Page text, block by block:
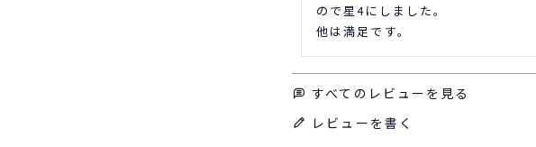
ので星4にしました。
他は満足です。
すべてのレビューを見る
レビューを書く